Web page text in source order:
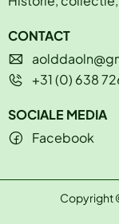
CONTACT
+31 (0) 638
SOCIALE MEDIA
Facebook
Copyright